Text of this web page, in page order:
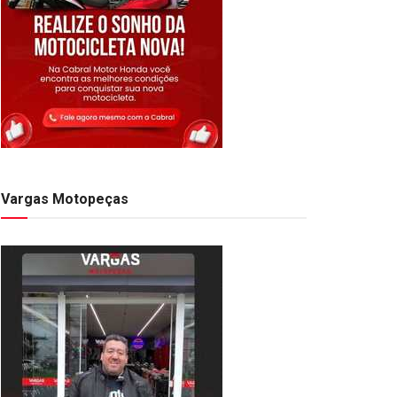
Vargas Motopeças